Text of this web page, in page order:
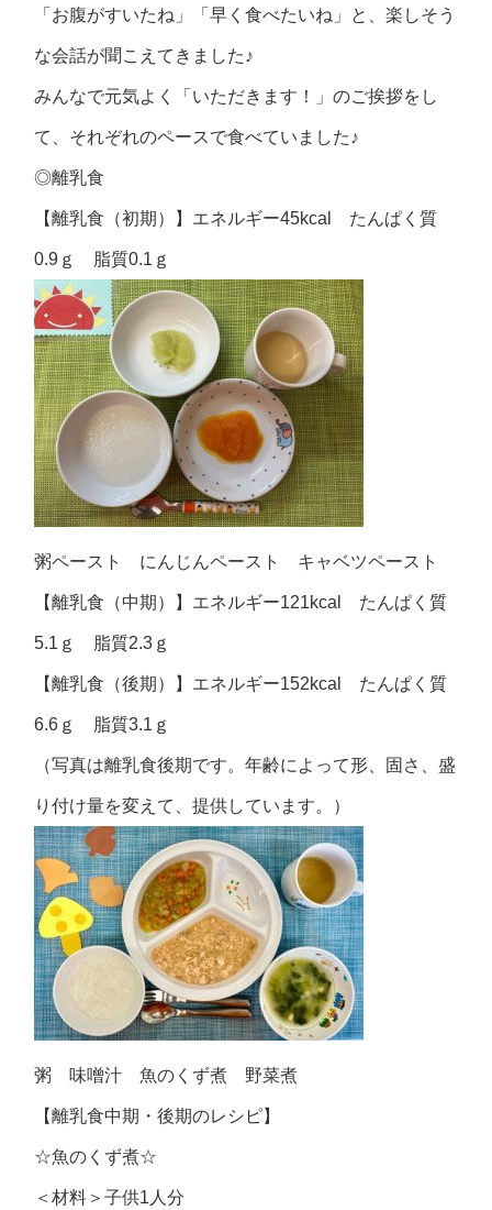
「お腹がすいたね」「早く食べたいね」と、楽しそう
な会話が聞こえてきました♪
みんなで元気よく「いただきます！」のご挨拶をし
て、それぞれのペースで食べていました♪
◎離乳食
【離乳食（初期）】エネルギー45kcal たんぱく質
0.9ｇ 脂質0.1ｇ
粥ペースト にんじんペースト キャベツペースト
【離乳食（中期）】エネルギー121kcal たんぱく質
5.1ｇ 脂質2.3ｇ
【離乳食（後期）】エネルギー152kcal たんぱく質
6.6ｇ 脂質3.1ｇ
（写真は離乳食後期です。年齢によって形、固さ、盛
り付け量を変えて、提供しています。）
粥 味噌汁 魚のくず煮 野菜煮
【離乳食中期・後期のレシピ】
☆魚のくず煮☆
＜材料＞子供1人分